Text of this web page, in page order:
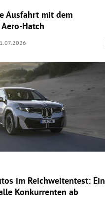
Ausfahrt mit dem
Hatch
im Reichweitentest: Ein
Konkurrenten ab